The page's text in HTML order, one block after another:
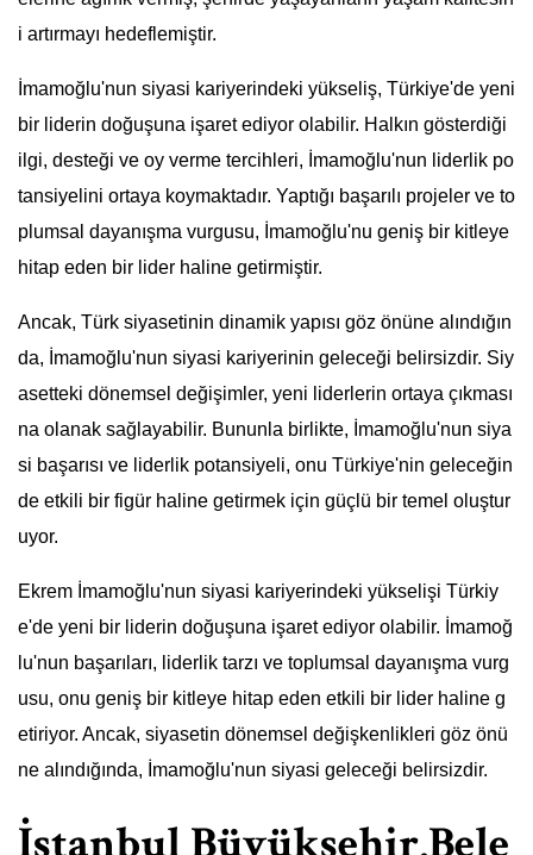
i artırmayı hedeflemiştir.
İmamoğlu'nun siyasi kariyerindeki yükseliş, Türkiye'de yeni
bir liderin doğuşuna işaret ediyor olabilir. Halkın gösterdiği
ilgi, desteği ve oy verme tercihleri, İmamoğlu'nun liderlik po
tansiyelini ortaya koymaktadır. Yaptığı başarılı projeler ve to
plumsal dayanışma vurgusu, İmamoğlu'nu geniş bir kitleye
hitap eden bir lider haline getirmiştir.
Ancak, Türk siyasetinin dinamik yapısı göz önüne alındığın
da, İmamoğlu'nun siyasi kariyerinin geleceği belirsizdir. Siy
asetteki dönemsel değişimler, yeni liderlerin ortaya çıkması
na olanak sağlayabilir. Bununla birlikte, İmamoğlu'nun siya
si başarısı ve liderlik potansiyeli, onu Türkiye'nin geleceğin
de etkili bir figür haline getirmek için güçlü bir temel oluştur
uyor.
Ekrem İmamoğlu'nun siyasi kariyerindeki yükselişi Türkiy
e'de yeni bir liderin doğuşuna işaret ediyor olabilir. İmamoğ
lu'nun başarıları, liderlik tarzı ve toplumsal dayanışma vurg
usu, onu geniş bir kitleye hitap eden etkili bir lider haline g
etiriyor. Ancak, siyasetin dönemsel değişkenlikleri göz önü
ne alındığında, İmamoğlu'nun siyasi geleceği belirsizdir.
İstanbul Büyükşehir Bele